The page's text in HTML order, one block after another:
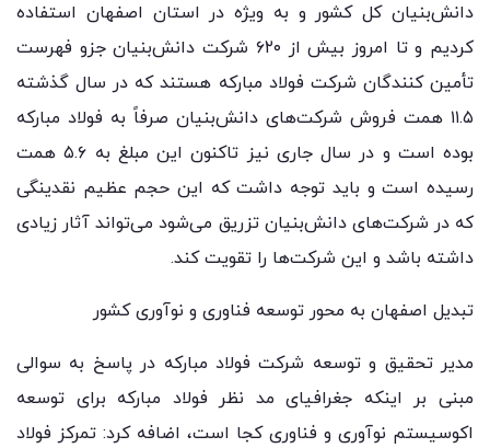
دانش‌بنیان کل کشور و به ویژه در استان اصفهان استفاده
کردیم و تا امروز بیش از ۶۲۰ شرکت دانش‌بنیان جزو فهرست
تأمین کنندگان شرکت فولاد مبارکه هستند که در سال گذشته
۱۱.۵ همت فروش شرکت‌های دانش‌بنیان صرفاً به فولاد مبارکه
بوده است و در سال جاری نیز تاکنون این مبلغ به ۵.۶ همت
رسیده است و باید توجه داشت که این حجم عظیم نقدینگی
که در شرکت‌های دانش‌بنیان تزریق می‌شود می‌تواند آثار زیادی
داشته باشد و این شرکت‌ها را تقویت کند.
تبدیل اصفهان به محور توسعه فناوری و نوآوری کشور
مدیر تحقیق و توسعه شرکت فولاد مبارکه در پاسخ به سوالی
مبنی بر اینکه جغرافیای مد نظر فولاد مبارکه برای توسعه
اکوسیستم نوآوری و فناوری کجا است، اضافه کرد: تمرکز فولاد